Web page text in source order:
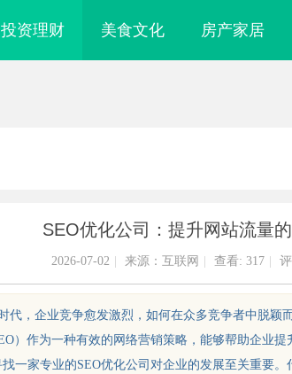
投资理财 美食文化 房产家居
SEO优化公司：提升网站流量
2026-07-02 来源：互联网 查看: 317
代，企业竞争愈发激烈，如何在众多竞争者中脱颖
）作为一种有效的网络营销策略，能够帮助企业
一家专业的SEO优化公司对企业的发展至关重要